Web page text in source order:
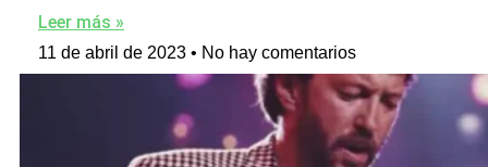
Leer más »
11 de abril de 2023 No hay comentarios